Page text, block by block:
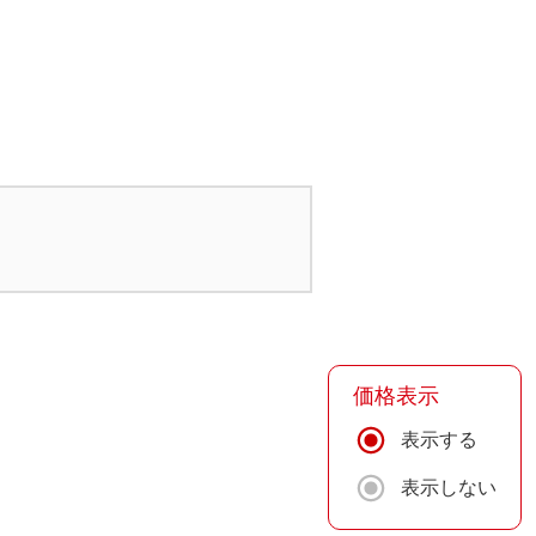
価格表示
表示する
表示しない